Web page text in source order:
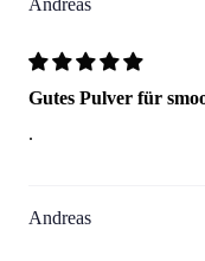
Gutes Pulver für
.
Andreas